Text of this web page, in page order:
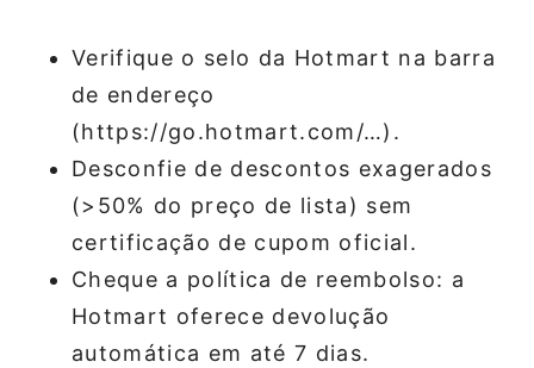
Verifique o selo da Hotmart na barra
de endereço
(https://go.hotmart.com/…).
Desconfie de descontos exagerados
(>50% do preço de lista) sem
certificação de cupom oficial.
Cheque a política de reembolso: a
Hotmart oferece devolução
automática em até 7 dias.